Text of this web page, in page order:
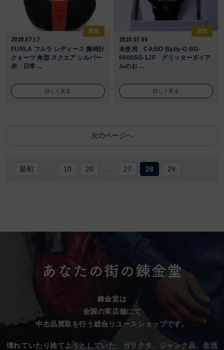
買取
2020.07.17
FURLA フルラ レディース 腕時計
クォーツ 角型 スクエア シルバー
赤 日常 ...
詳しく見る
買取
2020.07.06
未使用 CASIO Baby-G BG-
6900SG-1JF グリッターダイア
ルのお ...
詳しく見る
次のページへ
最初 ... 10 20 ... 27 28 29
錬金堂は
全国の実店舗にて
中古品買取を行う総合リユースショップです。
壊れていたり捨てようとしていた、
ガラクタ、ジャンク品、生活